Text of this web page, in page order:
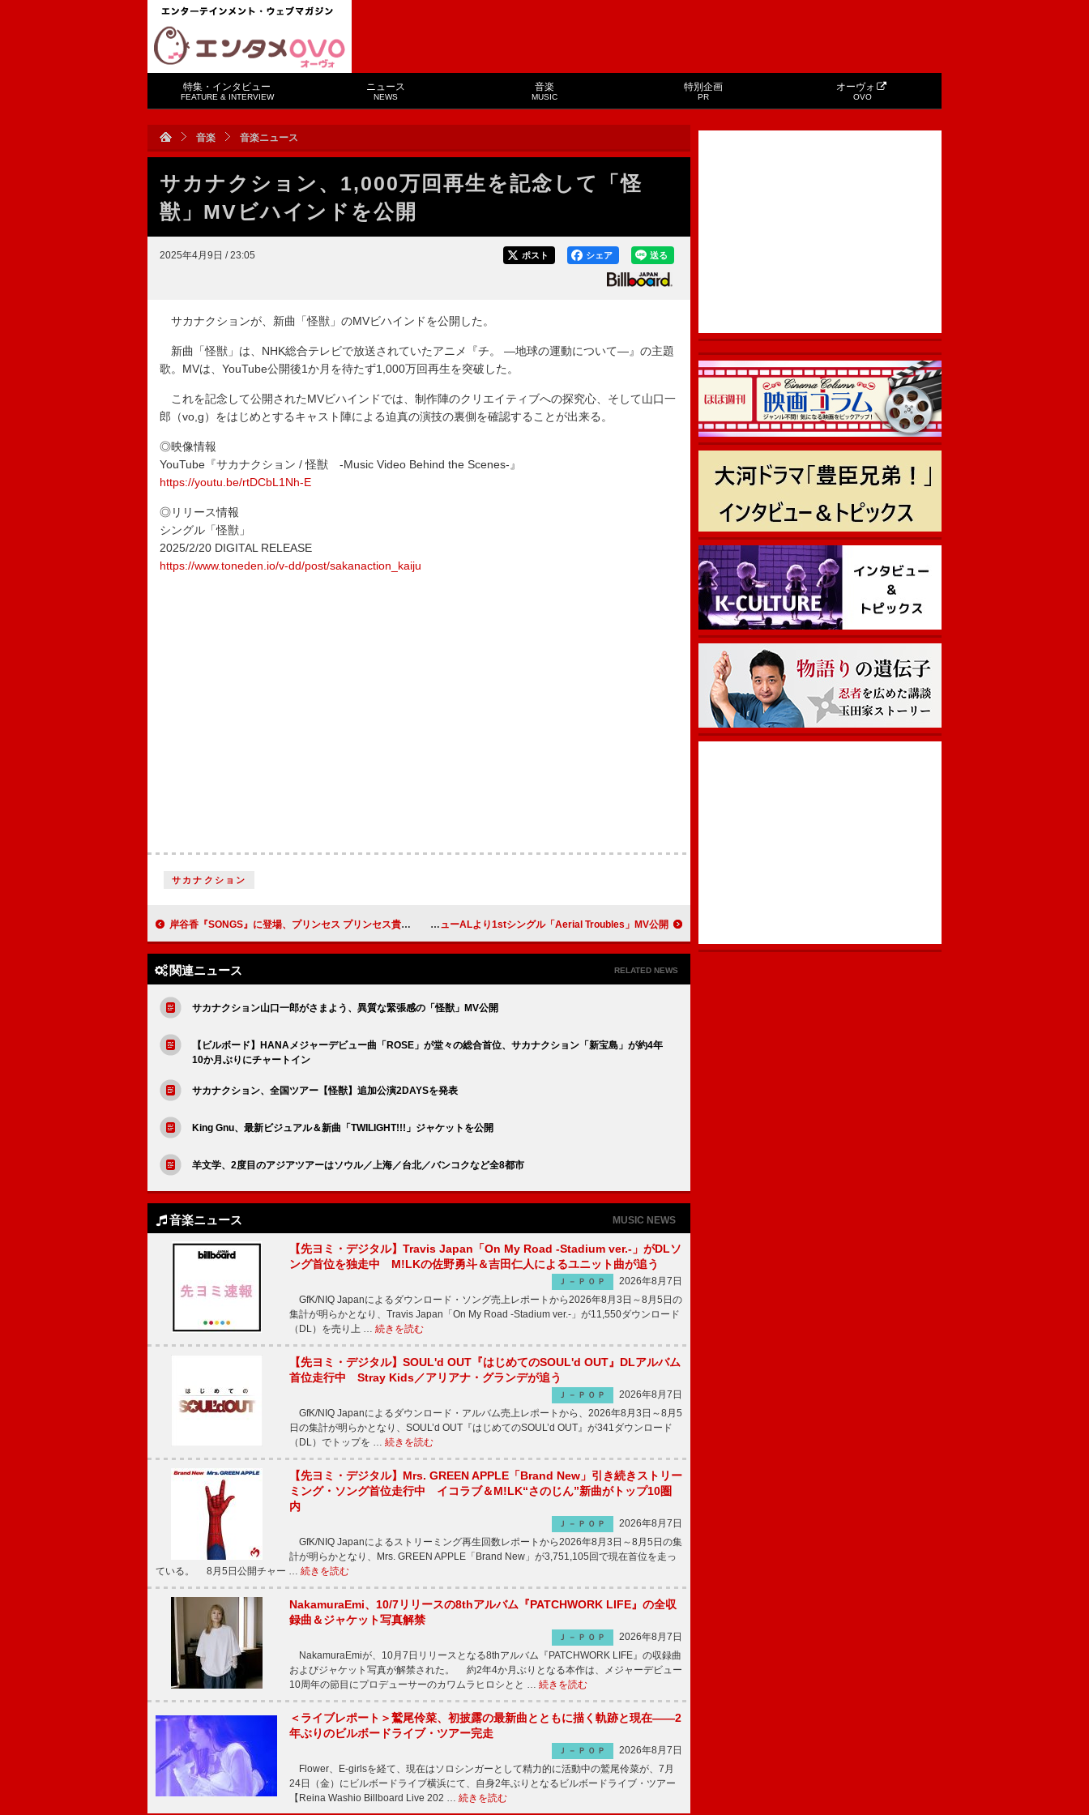
特集・インタビュー
FEATURE & INTERVIEW
ニュース
NEWS
音楽
MUSIC
特別企画
PR
オーヴォ
OVO
音楽 音楽ニュース
サカナクション、1,000万回再生を記念して「怪
獣」MVビハインドを公開
2025年4月9日 / 23:05 送る
シェア
ポスト
サカナクションが、新曲「怪獣」のMVビハインドを公開した。
新曲「怪獣」は、NHK総合テレビで放送されていたアニメ『チ。 ―地球の運動について―』の主題
歌。MVは、YouTube公開後1か月を待たず1,000万回再生を突破した。
これを記念して公開されたMVビハインドでは、制作陣のクリエイティブへの探究心、そして山口一
郎（vo,g）をはじめとするキャスト陣による迫真の演技の裏側を確認することが出来る。
◎映像情報
YouTube『サカナクション / 怪獣 -Music Video Behind the Scenes-』
https://youtu.be/rtDCbL1Nh-E
◎リリース情報
シングル「怪獣」
2025/2/20 DIGITAL RELEASE
https://www.toneden.io/v-dd/post/sakanaction_kaiju
サカナクション
岸谷香『SONGS』に登場、プリンセス プリンセス貴重映像や母校訪問で魅力に迫る ステレオラブ、15年ぶりのニューALより1stシングル「Aerial Troubles」MV公開
関連ニュース RELATED NEWS
サカナクション山口一郎がさまよう、異質な緊張感の「怪獣」MV公開
【ビルボード】HANAメジャーデビュー曲「ROSE」が堂々の総合首位、サカナクション「新宝島」が約4年
10か月ぶりにチャートイン
サカナクション、全国ツアー【怪獣】追加公演2DAYSを発表
King Gnu、最新ビジュアル＆新曲「TWILIGHT!!!」ジャケットを公開
羊文学、2度目のアジアツアーはソウル／上海／台北／バンコクなど全8都市
音楽ニュース MUSIC NEWS
【先ヨミ・デジタル】Travis Japan「On My Road -Stadium ver.-」がDLソ
ング首位を独走中 M!LKの佐野勇斗＆吉田仁人によるユニット曲が追う
Ｊ－ＰＯＰ
2026年8月7日
GfK/NIQ Japanによるダウンロード・ソング売上レポートから2026年8月3日～8月5日の
集計が明らかとなり、Travis Japan「On My Road -Stadium ver.-」が11,550ダウンロード
（DL）を売り上 … 続きを読む
【先ヨミ・デジタル】SOUL'd OUT『はじめてのSOUL'd OUT』DLアルバム
首位走行中 Stray Kids／アリアナ・グランデが追う
Ｊ－ＰＯＰ
2026年8月7日
GfK/NIQ Japanによるダウンロード・アルバム売上レポートから、2026年8月3日～8月5
日の集計が明らかとなり、SOUL’d OUT『はじめてのSOUL’d OUT』が341ダウンロード
（DL）でトップを … 続きを読む
【先ヨミ・デジタル】Mrs. GREEN APPLE「Brand New」引き続きストリー
ミング・ソング首位走行中 イコラブ＆M!LK“さのじん”新曲がトップ10圏
内
Ｊ－ＰＯＰ
2026年8月7日
GfK/NIQ Japanによるストリーミング再生回数レポートから2026年8月3日～8月5日の集
計が明らかとなり、Mrs. GREEN APPLE「Brand New」が3,751,105回で現在首位を走っ
ている。 8月5日公開チャー … 続きを読む
NakamuraEmi、10/7リリースの8thアルバム『PATCHWORK LIFE』の全収
録曲＆ジャケット写真解禁
Ｊ－ＰＯＰ
2026年8月7日
NakamuraEmiが、10月7日リリースとなる8thアルバム『PATCHWORK LIFE』の収録曲
およびジャケット写真が解禁された。 約2年4か月ぶりとなる本作は、メジャーデビュー
10周年の節目にプロデューサーのカワムラヒロシとと … 続きを読む
＜ライブレポート＞鷲尾伶菜、初披露の最新曲とともに描く軌跡と現在――2
年ぶりのビルボードライブ・ツアー完走
Ｊ－ＰＯＰ
2026年8月7日
Flower、E-girlsを経て、現在はソロシンガーとして精力的に活動中の鷲尾伶菜が、7月
24日（金）にビルボードライブ横浜にて、自身2年ぶりとなるビルボードライブ・ツアー
【Reina Washio Billboard Live 202 … 続きを読む